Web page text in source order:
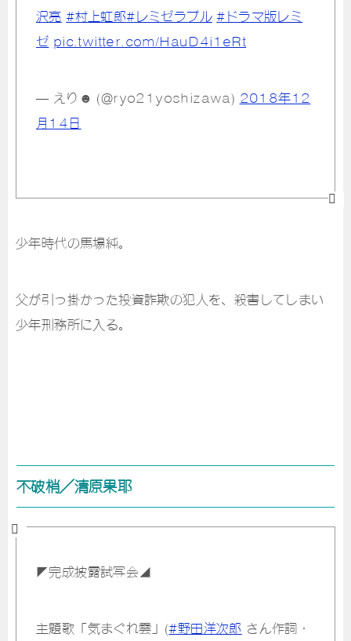
沢亮 #村上虹郎#レミゼラブル #ドラマ版レミ
ゼ pic.twitter.com/HauD4i1eRt
— えり☻ (@ryo21yoshizawa) 2018年12
月14日
少年時代の馬場純。
父が引っ掛かった投資詐欺の犯人を、殺害してしまい
少年刑務所に入る。
不破梢／清原果耶
◤完成披露試写会◢
主題歌「気まぐれ雲」(#野田洋次郎 さん作詞・